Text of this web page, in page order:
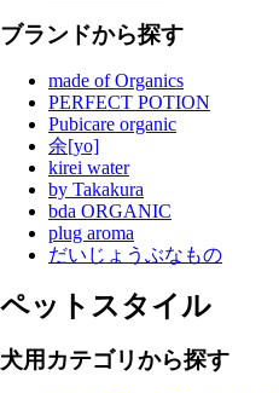
ブランドから探す
made of Organics
PERFECT POTION
Pubicare organic
余[yo]
kirei water
by Takakura
bda ORGANIC
plug aroma
だいじょうぶなもの
ペットスタイル
犬用カテゴリから探す